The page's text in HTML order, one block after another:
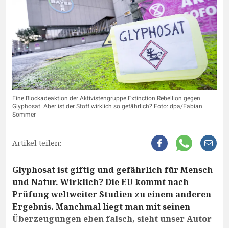
Eine Blockadeaktion der Aktivistengruppe Extinction Rebellion gegen
Glyphosat. Aber ist der Stoff wirklich so gefährlich? Foto: dpa/Fabian
Sommer
Artikel teilen:
Glyphosat ist giftig und gefährlich für Mensch
und Natur. Wirklich? Die EU kommt nach
Prüfung weltweiter Studien zu einem anderen
Ergebnis. Manchmal liegt man mit seinen
Überzeugungen eben falsch, sieht unser Autor